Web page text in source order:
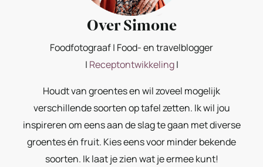
Over Simone
Foodfotograaf | Food- en travelblogger
| Receptontwikkeling|
Houdt van groentes en wil zoveel mogelijk
verschillende soorten op tafel zetten. Ik wil jou
inspireren om eens aan de slag te gaan met diverse
groentes én fruit. Kies eens voor minder bekende
soorten. Ik laat je zien wat je ermee kunt!